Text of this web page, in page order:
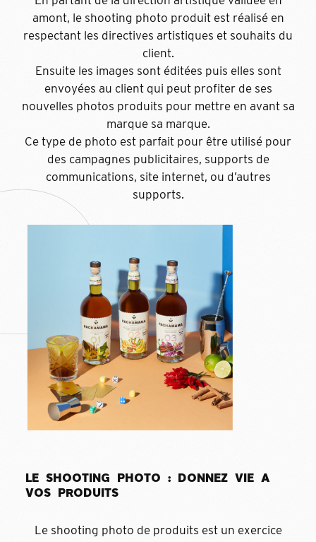
amont, le shooting photo produit est réalisé en
respectant les directives artistiques et souhaits du
client.
Ensuite les images sont éditées puis elles sont
envoyées au client qui peut profiter de ses
nouvelles photos produits pour mettre en avant sa
marque sa marque.
Ce type de photo est parfait pour être utilisé pour
des campagnes publicitaires, supports de
communications, site internet, ou d’autres
supports.
LE SHOOTING PHOTO : DONNEZ VIE A
VOS PRODUITS
Le shooting photo de produits est un exercice